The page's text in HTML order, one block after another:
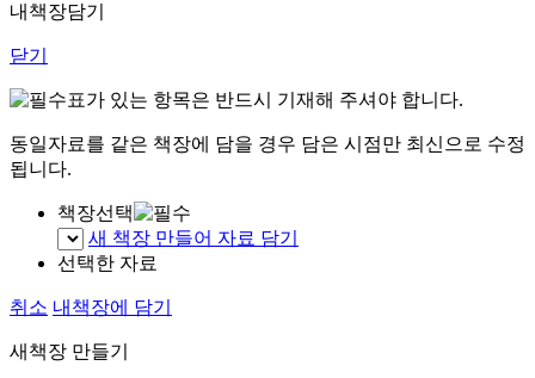
내책장담기
닫기
표가 있는 항목은 반드시 기재해 주셔야 합니다.
동일자료를 같은 책장에 담을 경우 담은 시점만 최신으로 수정
됩니다.
책장선택
새 책장 만들어 자료 담기
선택한 자료
취소 내책장에 담기
새책장 만들기